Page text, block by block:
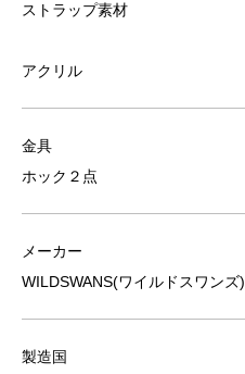
ストラップ素材
アクリル
金具
ホック２点
メーカー
WILDSWANS(ワイルドスワンズ)
製造国